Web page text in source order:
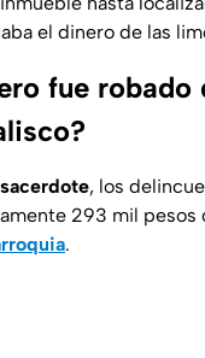
el dinero de las
fue robado
sacerdote, los
293 mil pesos
.